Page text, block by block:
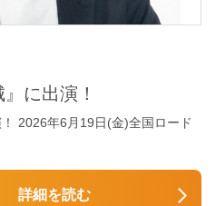
に出演！
2026年6月19日(金)全国ロード
詳細を読む